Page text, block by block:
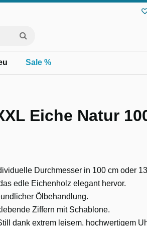
Sale %
Eiche Natur
Durchmesser in 100 cm oder
edle Eichenholz elegant hervor.
Ölbehandlung.
Ziffern mit Schablone.
dank extrem leisem, hochwertigem